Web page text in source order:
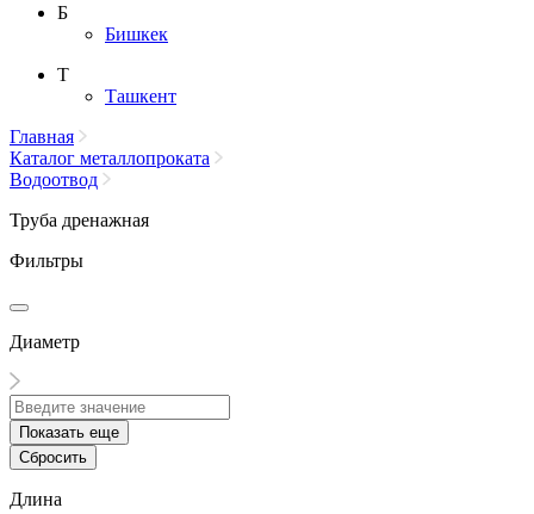
Б
Бишкек
Т
Ташкент
Главная
Каталог металлопроката
Водоотвод
Труба дренажная
Фильтры
Диаметр
Показать еще
Сбросить
Длина